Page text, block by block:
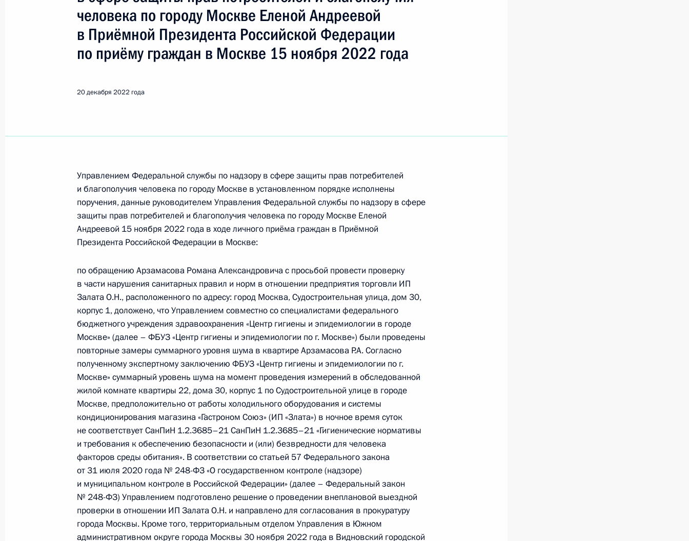
Показать следующие материалы
в Москве 25 февраля 2022 года
9 января 2023 года, 22:26
29 декабря 2022 года, четверг
конференц-связи жительницы города Москвы, проведённого по поручению
Президента Российской Федерации помощником Президента Российской
Федерации – начальником Государственно-правового управления Президента
Российской Федерации Ларисой Брычевой в Приёмной Президента Российской
Федерации по приёму граждан в Москве 17 ноября 2021 года
29 декабря 2022 года, 17:34
28 декабря 2022 года, среда
Исполнены поручения, данные по результатам личного приёма, проведённого
по поручению Президента Российской Федерации начальником Департамента
лесного хозяйства по Центральному федеральному округу Дмитрием
Капиталининым в Приёмной Президента Российской Федерации по приёму
граждан в Москве 23 ноября 2022 года
28 декабря 2022 года, 18:31
Исполнены поручения, данные по результатам личного приёма, проведённого
человека по городу Москве Еленой Андреевой
в Приёмной Президента Российской Федерации
по приёму граждан в Москве 15 ноября 2022 года
20 декабря 2022 года
Управлением Федеральной службы по надзору в сфере защиты прав потребителей
и благополучия человека по городу Москве в установленном порядке исполнены
поручения, данные руководителем Управления Федеральной службы по надзору в сфере
защиты прав потребителей и благополучия человека по городу Москве Еленой
Андреевой 15 ноября 2022 года в ходе личного приёма граждан в Приёмной
Президента Российской Федерации в Москве:
по обращению Арзамасова Романа Александровича с просьбой провести проверку
в части нарушения санитарных правил и норм в отношении предприятия торговли ИП
Залата О.Н., расположенного по адресу: город Москва, Судостроительная улица, дом 30,
корпус 1, доложено, что Управлением совместно со специалистами федерального
бюджетного учреждения здравоохранения «Центр гигиены и эпидемиологии в городе
Москве» (далее – ФБУЗ «Центр гигиены и эпидемиологии по г. Москве») были проведены
повторные замеры суммарного уровня шума в квартире Арзамасова Р.А. Согласно
полученному экспертному заключению ФБУЗ «Центр гигиены и эпидемиологии по г.
Москве» суммарный уровень шума на момент проведения измерений в обследованной
жилой комнате квартиры 22, дома 30, корпус 1 по Судостроительной улице в городе
Москве, предположительно от работы холодильного оборудования и системы
кондиционирования магазина «Гастроном Союз» (ИП «Злата») в ночное время суток
не соответствует СанПиН 1.2.3685–21 СанПиН 1.2.3685–21 «Гигиенические нормативы
и требования к обеспечению безопасности и (или) безвредности для человека
факторов среды обитания». В соответствии со статьей 57 Федерального закона
от 31 июля 2020 года № 248-ФЗ «О государственном контроле (надзоре)
и муниципальном контроле в Российской Федерации» (далее – Федеральный закон
№ 248-ФЗ) Управлением подготовлено решение о проведении внеплановой выездной
проверки в отношении ИП Залата О.Н. и направлено для согласования в прокуратуру
города Москвы. Кроме того, территориальным отделом Управления в Южном
административном округе города Москвы 30 ноября 2022 года в Видновский городской